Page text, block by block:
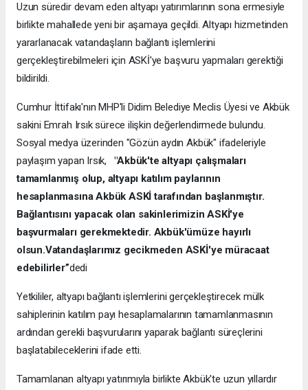
Uzun süredir devam eden altyapı yatırımlarının sona ermesiyle
birlikte mahallede yeni bir aşamaya geçildi. Altyapı hizmetinden
yararlanacak vatandaşların bağlantı işlemlerini
gerçekleştirebilmeleri için ASKİ'ye başvuru yapmaları gerektiği
bildirildi.
Cumhur İttifakı'nın MHP'li Didim Belediye Meclis Üyesi ve Akbük
sakini Emrah Irsık sürece ilişkin değerlendirmede bulundu.
Sosyal medya üzerinden "Gözün aydın Akbük" ifadeleriyle
paylaşım yapan Irsık,
"Akbük'te altyapı çalışmaları
tamamlanmış olup, altyapı katılım paylarının
hesaplanmasına Akbük ASKİ tarafından başlanmıştır.
Bağlantısını yapacak olan sakinlerimizin ASKİ'ye
başvurmaları gerekmektedir. Akbük'ümüze hayırlı
olsun.Vatandaşlarımız gecikmeden ASKİ'ye müracaat
edebilirler”dedi
Yetkililer, altyapı bağlantı işlemlerini gerçekleştirecek mülk
sahiplerinin katılım payı hesaplamalarının tamamlanmasının
ardından gerekli başvurularını yaparak bağlantı süreçlerini
başlatabileceklerini ifade etti.
Tamamlanan altyapı yatırımıyla birlikte Akbük'te uzun yıllardır